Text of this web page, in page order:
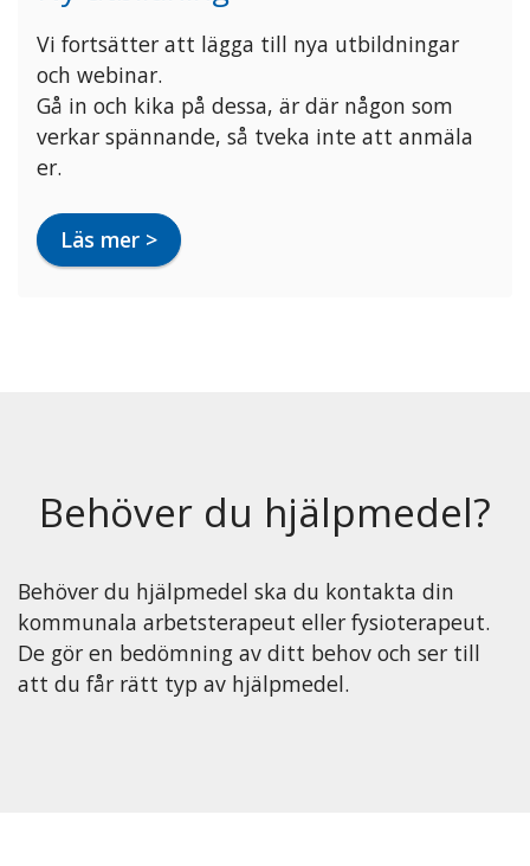
Vi fortsätter att lägga till nya utbildningar
och webinar.
Gå in och kika på dessa, är där någon som
verkar spännande, så tveka inte att anmäla
er.
Läs mer >
Behöver du hjälpmedel?
Behöver du hjälpmedel ska du kontakta din
kommunala arbetsterapeut eller fysioterapeut.
De gör en bedömning av ditt behov och ser till
att du får rätt typ av hjälpmedel.